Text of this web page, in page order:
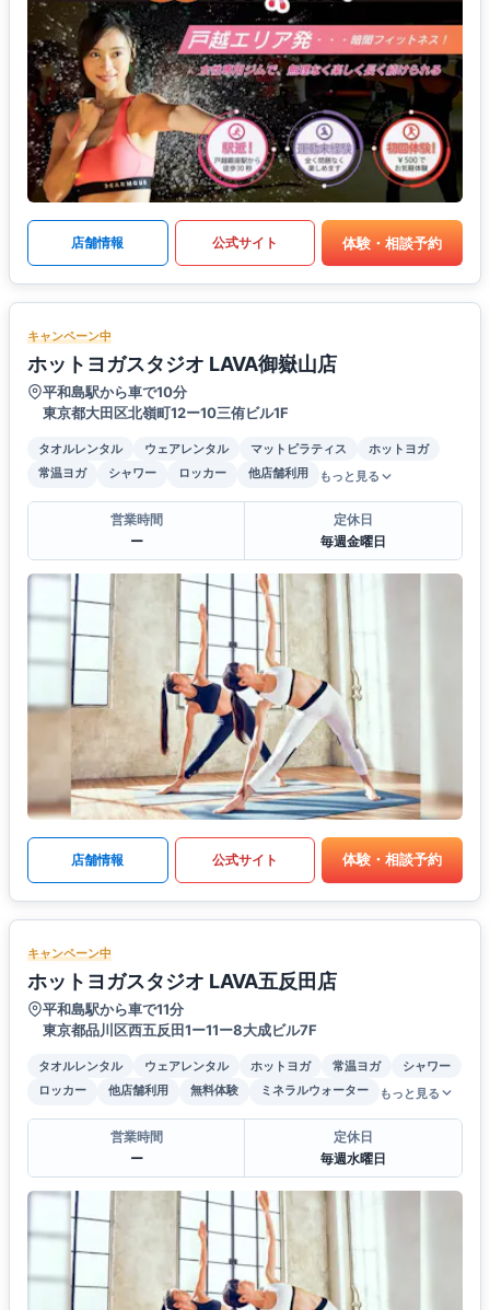
店舗情報 公式サイト 体験・相談予約
キャンペーン中
ホットヨガスタジオ LAVA御嶽山店
平和島駅から車で10分
東京都大田区北嶺町12ー10三侑ビル1F
タオルレンタル ウェアレンタル マットピラティス
ホットヨガ
常温ヨガ
シャワー ロッカー 他店舗利用 もっと見る
営業時間
ー
定休日
毎週金曜日
店舗情報 公式サイト 体験・相談予約
キャンペーン中
ホットヨガスタジオ LAVA五反田店
平和島駅から車で11分
東京都品川区西五反田1ー11ー8大成ビル7F
タオルレンタル ウェアレンタル ホットヨガ 常温ヨガ
シャワー
ロッカー
他店舗利用 無料体験 ミネラルウォーター もっと見る
営業時間
ー
定休日
毎週水曜日